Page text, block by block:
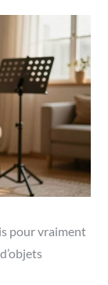
pour vraiment